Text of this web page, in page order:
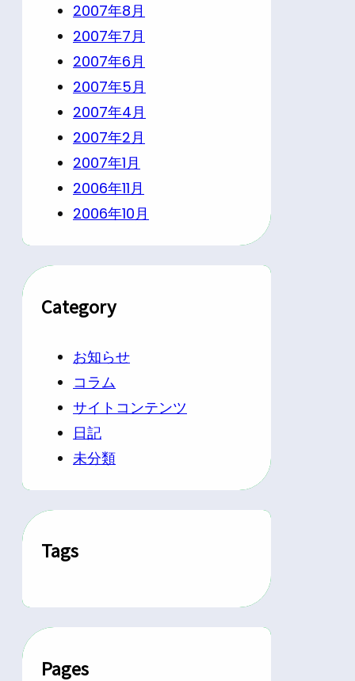
2007年8月
2007年7月
2007年6月
2007年5月
2007年4月
2007年2月
2007年1月
2006年11月
2006年10月
Category
お知らせ
コラム
サイトコンテンツ
日記
未分類
Tags
Pages